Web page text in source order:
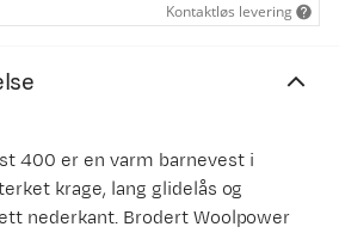
Kontaktløs levering
400 er en varm barnevest i
krage, lang glidelås og
nederkant. Brodert Woolpower